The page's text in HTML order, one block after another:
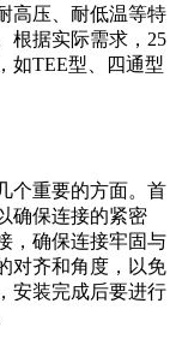
高压、耐低温等特
根据实际需求，25
如TEE型、四通型
个重要的方面。首
确保连接的紧密
，确保连接牢固与
对齐和角度，以免
安装完成后要进行